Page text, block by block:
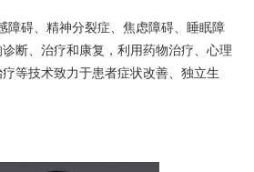
障碍、精神分裂症、焦虑障碍、睡眠障
断、治疗和康复，利用药物治疗、心理
等技术致力于患者症状改善、独立生